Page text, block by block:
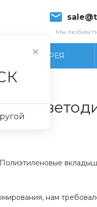
Мы любим
ФОТОГАЛЕРЕЯ
нам